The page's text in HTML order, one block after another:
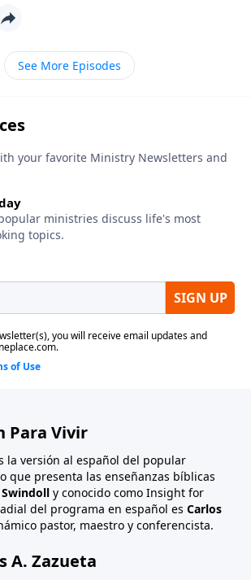
esa conclusión al cambiar nuestra
al dinero. Debemos reconocer
de todo. Así que para agradar a
nuestras vidas con las manos
financieras si recuerda que
de todo.
See More Episodes
Para Vivir
la versión al español del popular
que presenta las enseñanzas bíblicas
y conocido como Insight for
del programa en español es Carlos
pastor, maestro y conferencista.
A. Zazueta